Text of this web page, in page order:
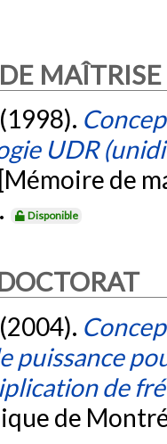
MAÎTRISE
UDR
[Mémoire de
Disponible
puissance
de
de